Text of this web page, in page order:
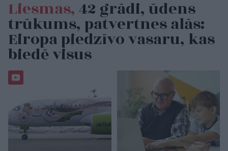
Liesmas,42 grādi, ūdens
trūkums, patvertnes alās:
Eiropa piedzīvo vasaru, kas
biedē visus